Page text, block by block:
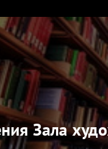
Зала